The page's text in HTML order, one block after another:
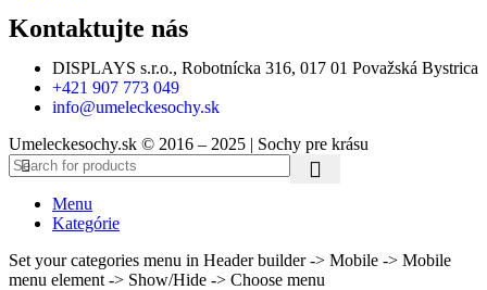
Kontaktujte nás
DISPLAYS s.r.o., Robotnícka 316, 017 01 Považská Bystrica
+421 907 773 049
info@umeleckesochy.sk
Umeleckesochy.sk © 2016 – 2025 | Sochy pre krásu
Menu
Kategórie
Set your categories menu in Header builder -> Mobile -> Mobile
menu element -> Show/Hide -> Choose menu